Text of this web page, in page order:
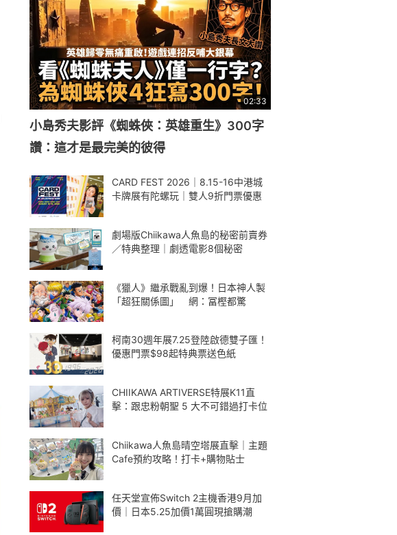
02:33
小島秀夫影評《蜘蛛俠：英雄重生》300字
讚：這才是最完美的彼得
CARD FEST 2026｜8.15-16中港城
卡牌展有陀螺玩｜雙人9折門票優惠
劇場版Chiikawa人魚島的秘密前賣券
／特典整理｜劇透電影8個秘密
《獵人》繼承戰亂到爆！日本神人製
「超狂關係圖」 網：冨樫都驚
柯南30週年展7.25登陸啟德雙子匯！
優惠門票$98起特典票送色紙
CHIIKAWA ARTIVERSE特展K11直
擊：跟忠粉朝聖 5 大不可錯過打卡位
Chiikawa人魚島晴空塔展直擊｜主題
Cafe預約攻略！打卡+購物貼士
任天堂宣佈Switch 2主機香港9月加
價｜日本5.25加價1萬圓現搶購潮